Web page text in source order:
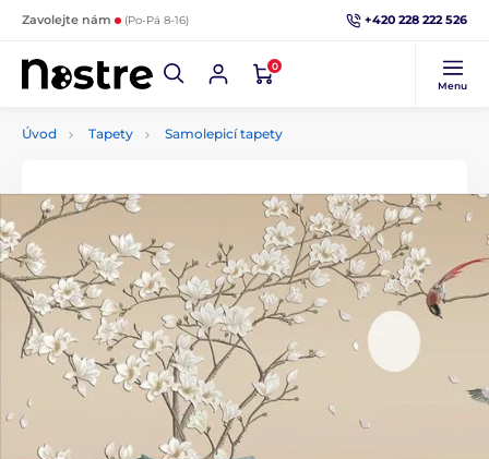
Zavolejte nám (Po-Pá 8-16) +420 228 222 526
0
Menu
Úvod Tapety Samolepicí tapety